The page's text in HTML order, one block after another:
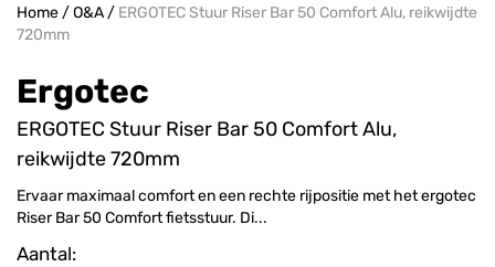
Home/O&A/ ERGOTEC Stuur Riser Bar 50 Comfort Alu, reikwijdte
720mm
Ergotec
ERGOTEC Stuur Riser Bar 50 Comfort Alu,
reikwijdte 720mm
Ervaar maximaal comfort en een rechte rijpositie met het ergotec
Riser Bar 50 Comfort fietsstuur. Di...
Aantal: